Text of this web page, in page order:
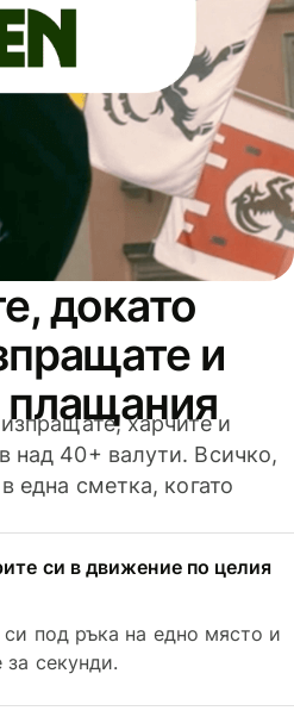
докато
и
плащания
харчите и
над 40+ валути. Всичко,
една сметка, когато
си в движение по целия
под ръка на едно място и
за секунди.